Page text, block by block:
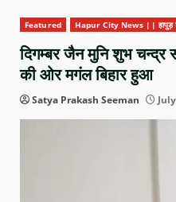
Featured Hapur City News || हापुड़
दिगम्बर जैन मुनि शुभ चन्द्र
की ओर मगंल बिहार हुआ
Satya Prakash Seeman